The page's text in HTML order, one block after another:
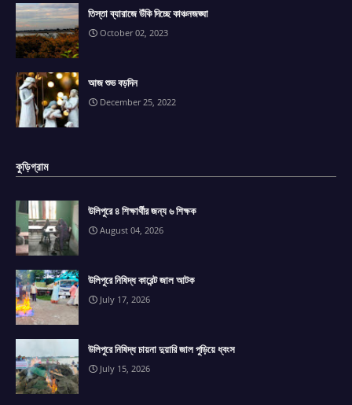
তিস্তা ব্যারাজে উঁকি দিচ্ছে কাঞ্চনজঙ্ঘা
October 02, 2023
আজ শুভ বড়দিন
December 25, 2022
কুড়িগ্রাম
উলিপুরে ৪ শিক্ষার্থীর জন্য ৬ শিক্ষক
August 04, 2026
উলিপুরে নিষিদ্ধ কারেন্ট জাল আটক
July 17, 2026
উলিপুরে নিষিদ্ধ চায়না দুয়ারি জাল পুড়িয়ে ধ্বংস
July 15, 2026